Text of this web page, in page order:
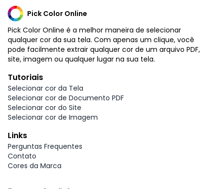
Pick Color Online
Pick Color Online é a melhor maneira de selecionar
qualquer cor da sua tela. Com apenas um clique, você
pode facilmente extrair qualquer cor de um arquivo PDF,
site, imagem ou qualquer lugar na sua tela.
Tutoriais
Selecionar cor da Tela
Selecionar cor de Documento PDF
Selecionar cor do Site
Selecionar cor de Imagem
Links
Perguntas Frequentes
Contato
Cores da Marca